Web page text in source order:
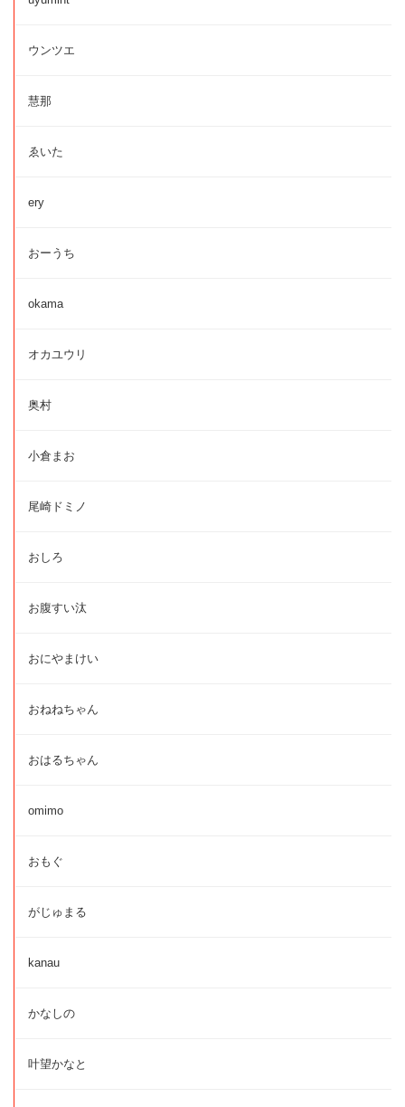
ウンツエ
慧那
ゑいた
ery
おーうち
okama
オカユウリ
奥村
小倉まお
尾崎ドミノ
おしろ
お腹すい汰
おにやまけい
おねねちゃん
おはるちゃん
omimo
おもぐ
がじゅまる
kanau
かなしの
叶望かなと